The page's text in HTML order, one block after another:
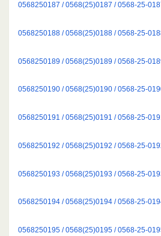
0568250187 / 0568(25)0187 / 0568-25-
0568250188 / 0568(25)0188 / 0568-25-
0568250189 / 0568(25)0189 / 0568-25-
0568250190 / 0568(25)0190 / 0568-25-
0568250191 / 0568(25)0191 / 0568-25-
0568250192 / 0568(25)0192 / 0568-25-
0568250193 / 0568(25)0193 / 0568-25-
0568250194 / 0568(25)0194 / 0568-25-
0568250195 / 0568(25)0195 / 0568-25-